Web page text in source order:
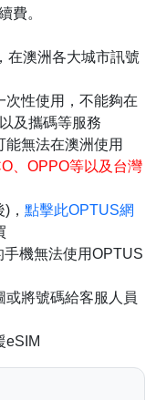
費。
在澳洲各大城市訊號
次性使用，不能夠在
及攜碼等服務
能無法在澳洲使用
、OPPO等以及台灣
， 點擊此OPTUS網
機無法使用OPTUS
或將號碼給客服人員
eSIM